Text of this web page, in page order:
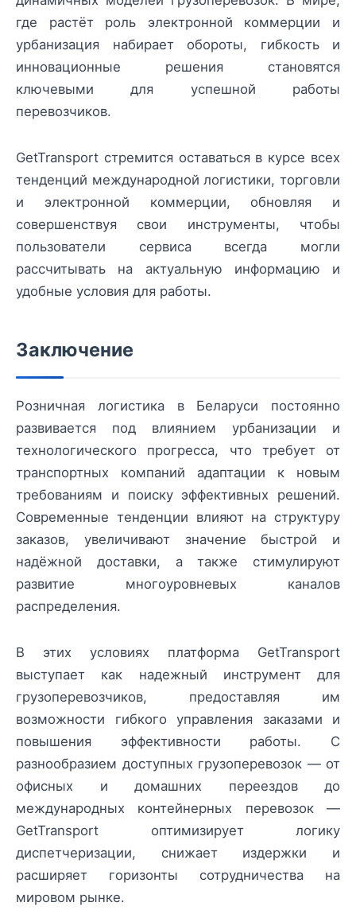
где растёт роль электронной коммерции и
урбанизация набирает обороты, гибкость и
инновационные решения становятся
ключевыми для успешной работы
перевозчиков.
GetTransport стремится оставаться в курсе всех
тенденций международной логистики, торговли
и электронной коммерции, обновляя и
совершенствуя свои инструменты, чтобы
пользователи сервиса всегда могли
рассчитывать на актуальную информацию и
удобные условия для работы.
Заключение
Розничная логистика в Беларуси постоянно
развивается под влиянием урбанизации и
технологического прогресса, что требует от
транспортных компаний адаптации к новым
требованиям и поиску эффективных решений.
Современные тенденции влияют на структуру
заказов, увеличивают значение быстрой и
надёжной доставки, а также стимулируют
развитие многоуровневых каналов
распределения.
В этих условиях платформа GetTransport
выступает как надежный инструмент для
грузоперевозчиков, предоставляя им
возможности гибкого управления заказами и
повышения эффективности работы. С
разнообразием доступных грузоперевозок — от
офисных и домашних переездов до
международных контейнерных перевозок —
GetTransport оптимизирует логику
диспетчеризации, снижает издержки и
расширяет горизонты сотрудничества на
мировом рынке.